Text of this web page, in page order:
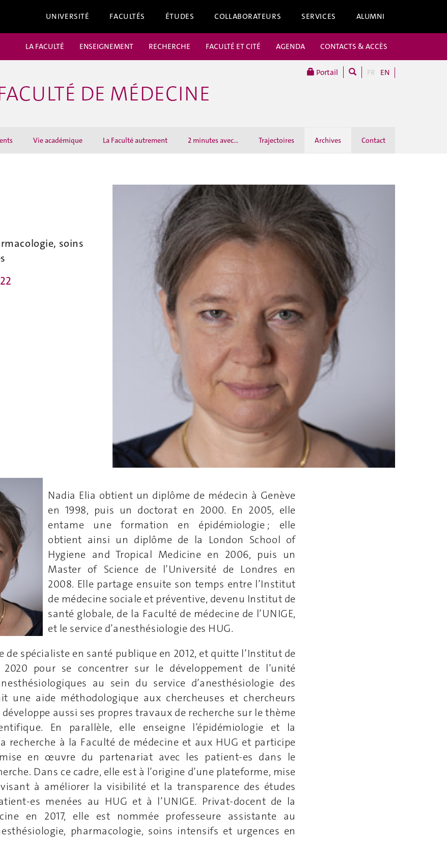
UNIVERSITÉ FACULTÉS ÉTUDES COLLABORATEURS SERVICES ALUMNI
Portail FR EN
LA FACULTÉ ENSEIGNEMENT RECHERCHE FACULTÉ ET CITÉ AGENDA CONTACTS & ACCÈS
DE MÉDECINE
Vie académique La Faculté autrement 2 minutes avec... Trajectoires Archives Contact
soins
Nadia Elia obtient un diplôme de médecin à Genève
en 1998, puis un doctorat en 2000. En 2005, elle
entame une formation en épidémiologie ; elle
obtient ainsi un diplôme de la London School of
Hygiene and Tropical Medicine en 2006, puis un
Master of Science de l’Université de Londres en
2008. Elle partage ensuite son temps entre l’Institut
de médecine sociale et préventive, devenu Institut de
santé globale, de la Faculté de médecine de l’UNIGE,
et le service d’anesthésiologie des HUG.
de spécialiste en santé publique en 2012, et quitte l’Institut de
pour se concentrer sur le développement de l’unité
au sein du service d’anesthésiologie des
une aide méthodologique aux chercheuses et chercheurs
aussi ses propres travaux de recherche sur le thème
En parallèle, elle enseigne l’épidémiologie et la
recherche à la Faculté de médecine et aux HUG et participe
en œuvre du partenariat avec les patient-es dans le
Dans ce cadre, elle est à l’origine d’une plateforme, mise
à améliorer la visibilité et la transparence des études
es menées au HUG et à l’UNIGE. Privat-docent de la
en 2017, elle est nommée professeure assistante au
pharmacologie, soins intensifs et urgences en